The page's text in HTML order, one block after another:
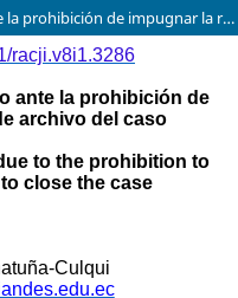
Vulneración al debido proceso ante la prohibición de impugnar la resolución de archivo del caso